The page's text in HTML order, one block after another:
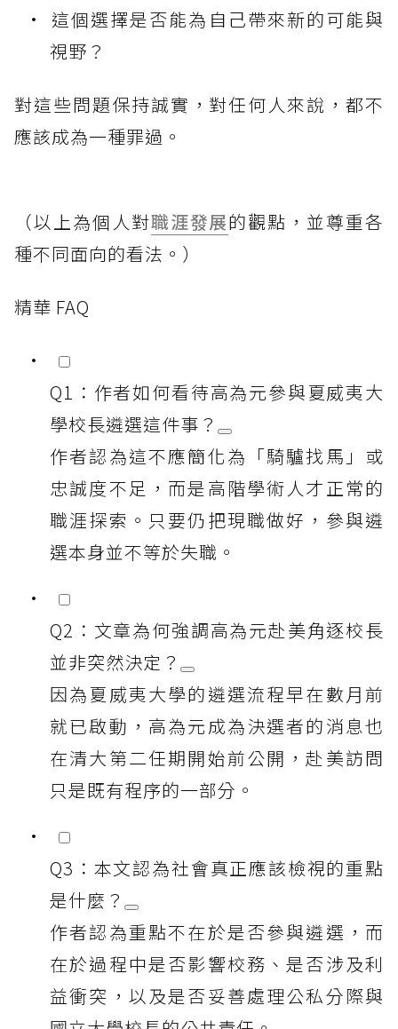
這個選擇是否能為自己帶來新的可能與
視野？
對這些問題保持誠實，對任何人來說，都不
應該成為一種罪過。
（以上為個人對職涯發展的觀點，並尊重各
種不同面向的看法。）
精華 FAQ
Q1：作者如何看待高為元參與夏威夷大
學校長遴選這件事？
作者認為這不應簡化為「騎驢找馬」或
忠誠度不足，而是高階學術人才正常的
職涯探索。只要仍把現職做好，參與遴
選本身並不等於失職。
Q2：文章為何強調高為元赴美角逐校長
並非突然決定？
因為夏威夷大學的遴選流程早在數月前
就已啟動，高為元成為決選者的消息也
在清大第二任期開始前公開，赴美訪問
只是既有程序的一部分。
Q3：本文認為社會真正應該檢視的重點
是什麼？
作者認為重點不在於是否參與遴選，而
在於過程中是否影響校務、是否涉及利
益衝突，以及是否妥善處理公私分際與